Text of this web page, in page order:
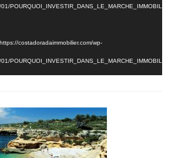
costadoradaimmobilier.com/wp-